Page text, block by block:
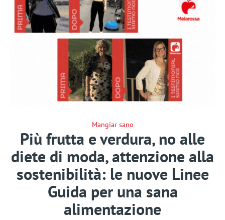
Mangiar sano
Più frutta e verdura, no alle
diete di moda, attenzione alla
sostenibilità: le nuove Linee
Guida per una sana
alimentazione